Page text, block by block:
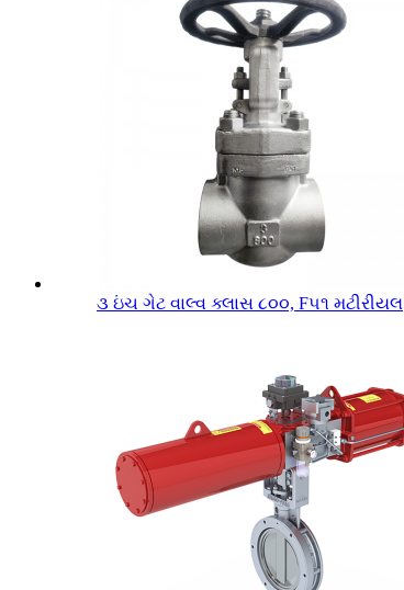
૩ ઇંચ ગેટ વાલ્વ ક્લાસ ૮૦૦, F૫૧ મટીરીયલ